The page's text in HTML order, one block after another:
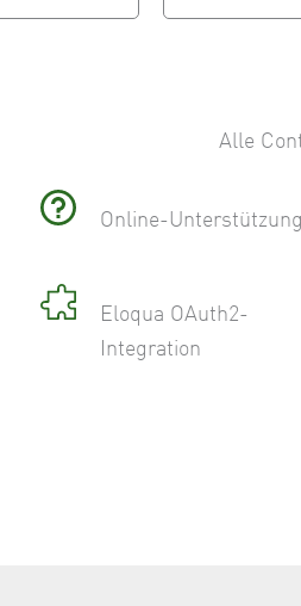
Alle
Online-Unterstützung
Eloqua OAuth2-
Integration